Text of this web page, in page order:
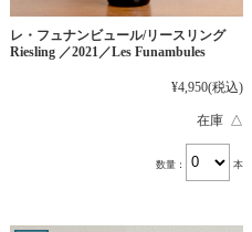
レ・フュナンビュール/リースリング
Riesling ／2021／Les Funambules
¥4,950(税込)
在庫 △
数量： 本